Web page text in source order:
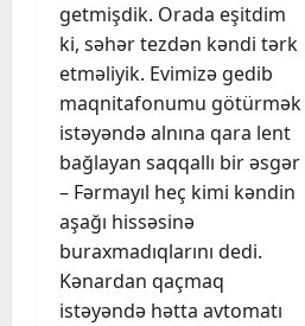
getmişdik. Orada eşitdim
ki, səhər tezdən kəndi tərk
etməliyik. Evimizə gedib
maqnitafonumu götürmək
istəyəndə alnına qara lent
bağlayan saqqallı bir əsgər
– Fərmayıl heç kimi kəndin
aşağı hissəsinə
buraxmadıqlarını dedi.
Kənardan qaçmaq
istəyəndə hətta avtomatı